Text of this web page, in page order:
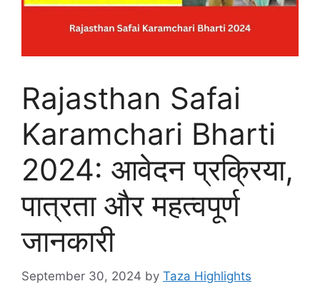
Rajasthan Safai
Karamchari Bharti
2024: आवेदन प्रक्रिया,
पात्रता और महत्वपूर्ण
जानकारी
September 30, 2024 by Taza Highlights